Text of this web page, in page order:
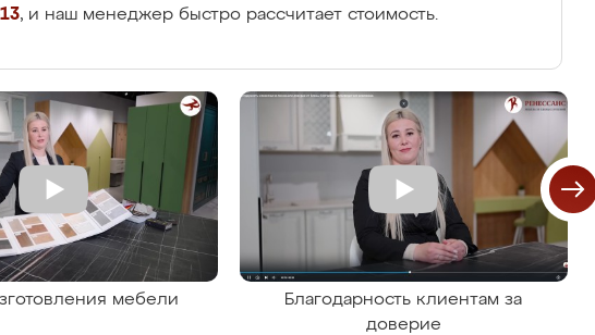
, и наш менеджер быстро рассчитает стоимость.
мебели
Благодарность клиентам за
доверие